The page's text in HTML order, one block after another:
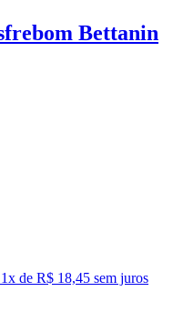
Bettanin
1x de R$ 18,45 sem juros